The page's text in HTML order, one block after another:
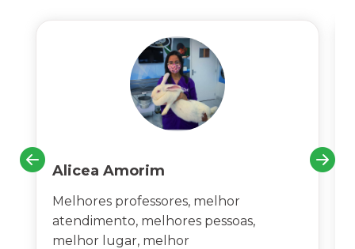
Alicea Amorim
Melhores professores, melhor
atendimento, melhores pessoas,
melhor lugar, melhor